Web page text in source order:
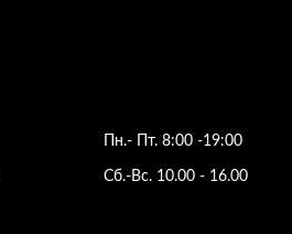
Пн.- Пт. 8:00 -19:00
Сб.-Вс. 10.00 - 16.00